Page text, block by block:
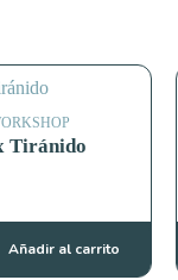
Tiránido
Añadir al carrito